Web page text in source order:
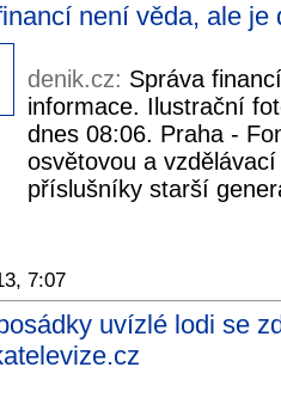
není věda, ale
denik.cz: Správa
informace. Ilustrační
dnes 08:06. Praha -
osvětovou a
příslušníky starší
7:07
uvízlé lodi se